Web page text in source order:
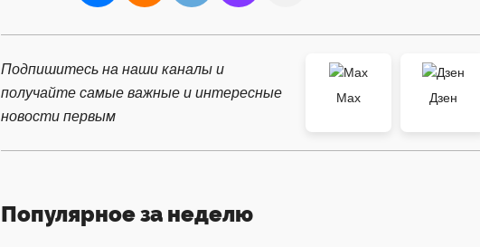
Подпишитесь на наши каналы и
получайте самые важные и интересные
новости первым
Max
Дзен
Популярное за неделю